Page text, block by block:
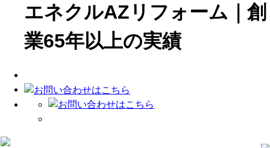
エネクルAZリフォーム｜創
業65年以上の実績